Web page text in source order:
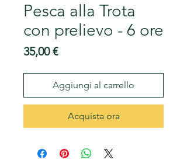
Pesca alla Trota
con prelievo - 6 ore
35,00 €Prezzo
Aggiungi al carrello
Acquista ora